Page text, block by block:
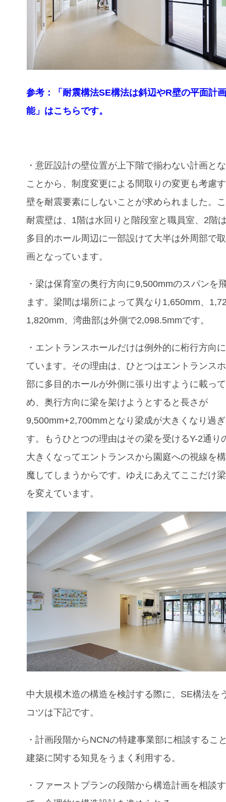
参考：「耐震構法SE構法は斜辺やR壁の平面計
能」はこちらです。
・意匠設計の壁位置が上下階で揃わない計画と
ことから、制度変更による間取りの変更も考慮
壁を耐震要素にしないことが求められました。
耐震壁は、1階は水回りと階段室と職員室、2階
多目的ホール周辺に一部設けて大半は外周部で
画となっています。
・梁は保育室の奥行方向に9,500mmのスパンを
ます。梁間は場所によって異なり1,650mm、
1,820mm、湾曲部は外側で2,098.5mmです。
・エントランスホールだけは例外的に桁行方向
ています。その理由は、ひとつはエントランス
部に多目的ホールが外側に張り出すように載っ
め、奥行方向に梁を架けようとすると長さが
9,500mm+2,700mmとなり梁成が大きくなり過
す。もうひとつの理由はその梁を受けるY-2通り
大きくなってエントランスから園庭への視線を
魔してしまうからです。ゆえにあえてここだけ
を変えています。
中大規模木造の構造を検討する際に、SE構法を
コツは下記です。
・計画段階からNCNの特建事業部に相談するこ
建築に関する知見をうまく利用する。
・ファーストプランの段階から構造計画を相談